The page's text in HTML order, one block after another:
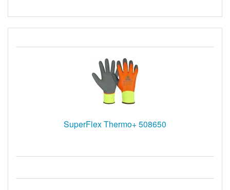
SuperFlex Thermo+ 508650